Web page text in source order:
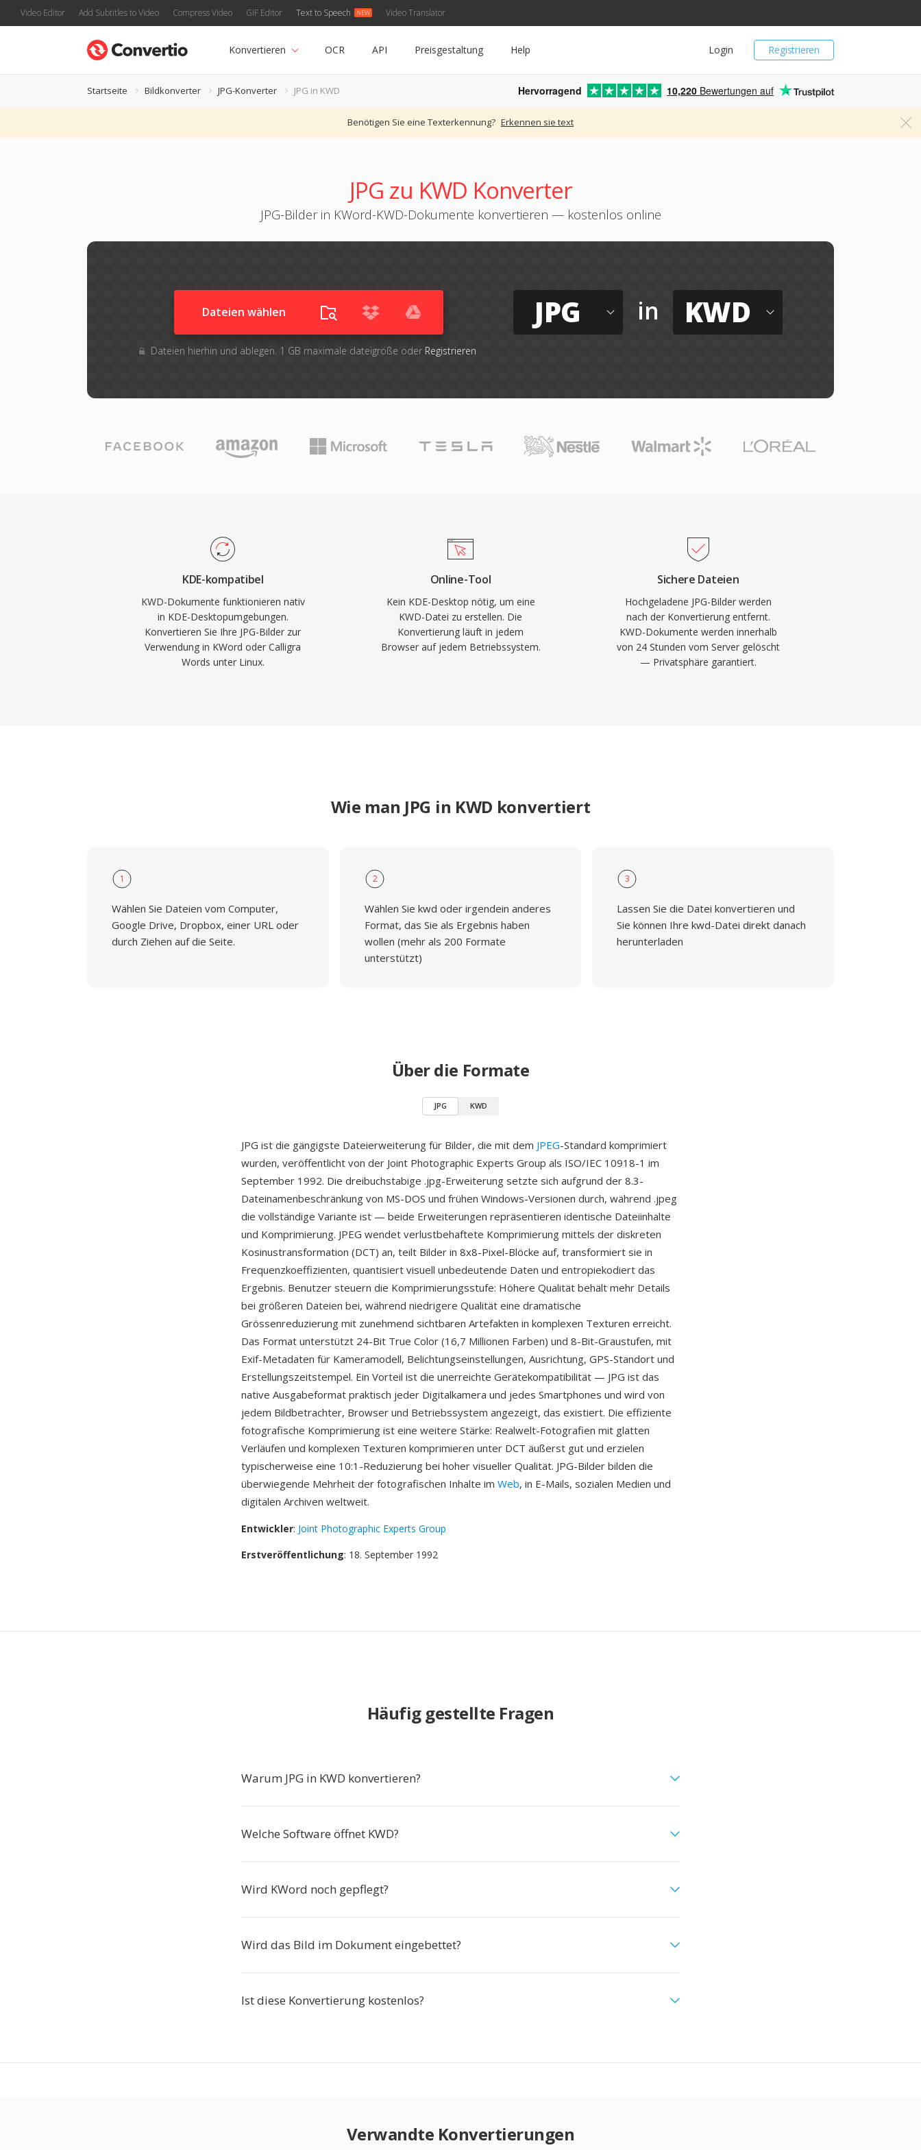
Video Editor Add Subtitles to Video Compress Video GIF Editor Text to Speech Video Translator
Registrieren
Login
Konvertieren OCR API Preisgestaltung Help
Startseite Bildkonverter JPG-Konverter JPG in KWD Hervorragend 10,220 Bewertungen auf
Benötigen Sie eine Texterkennung? Erkennen sie text
JPG zu KWD Konverter
JPG-Bilder in KWord-KWD-Dokumente konvertieren — kostenlos online
Dateien wählen
Dateien hierhin und ablegen. 1 GB maximale dateigröße oder Registrieren
JPG in KWD
KDE-kompatibel
KWD-Dokumente funktionieren nativ
in KDE-Desktopumgebungen.
Konvertieren Sie Ihre JPG-Bilder zur
Verwendung in KWord oder Calligra
Words unter Linux.
Online-Tool
Kein KDE-Desktop nötig, um eine
KWD-Datei zu erstellen. Die
Konvertierung läuft in jedem
Browser auf jedem Betriebssystem.
Sichere Dateien
Hochgeladene JPG-Bilder werden
nach der Konvertierung entfernt.
KWD-Dokumente werden innerhalb
von 24 Stunden vom Server gelöscht
— Privatsphäre garantiert.
Wie man JPG in KWD konvertiert
1
Wählen Sie Dateien vom Computer,
Google Drive, Dropbox, einer URL oder
durch Ziehen auf die Seite.
2
Wählen Sie kwd oder irgendein anderes
Format, das Sie als Ergebnis haben
wollen (mehr als 200 Formate
unterstützt)
3
Lassen Sie die Datei konvertieren und
Sie können Ihre kwd-Datei direkt danach
herunterladen
Über die Formate
JPG KWD
JPG ist die gängigste Dateierweiterung für Bilder, die mit dem JPEG-Standard komprimiert
wurden, veröffentlicht von der Joint Photographic Experts Group als ISO/IEC 10918-1 im
September 1992. Die dreibuchstabige .jpg-Erweiterung setzte sich aufgrund der 8.3-
Dateinamenbeschränkung von MS-DOS und frühen Windows-Versionen durch, während .jpeg
die vollständige Variante ist — beide Erweiterungen repräsentieren identische Dateiinhalte
und Komprimierung. JPEG wendet verlustbehaftete Komprimierung mittels der diskreten
Kosinustransformation (DCT) an, teilt Bilder in 8x8-Pixel-Blöcke auf, transformiert sie in
Frequenzkoeffizienten, quantisiert visuell unbedeutende Daten und entropiekodiert das
Ergebnis. Benutzer steuern die Komprimierungsstufe: Höhere Qualität behält mehr Details
bei größeren Dateien bei, während niedrigere Qualität eine dramatische
Grössenreduzierung mit zunehmend sichtbaren Artefakten in komplexen Texturen erreicht.
Das Format unterstützt 24-Bit True Color (16,7 Millionen Farben) und 8-Bit-Graustufen, mit
Exif-Metadaten für Kameramodell, Belichtungseinstellungen, Ausrichtung, GPS-Standort und
Erstellungszeitstempel. Ein Vorteil ist die unerreichte Gerätekompatibilität — JPG ist das
native Ausgabeformat praktisch jeder Digitalkamera und jedes Smartphones und wird von
jedem Bildbetrachter, Browser und Betriebssystem angezeigt, das existiert. Die effiziente
fotografische Komprimierung ist eine weitere Stärke: Realwelt-Fotografien mit glatten
Verläufen und komplexen Texturen komprimieren unter DCT äußerst gut und erzielen
typischerweise eine 10:1-Reduzierung bei hoher visueller Qualität. JPG-Bilder bilden die
überwiegende Mehrheit der fotografischen Inhalte im Web, in E-Mails, sozialen Medien und
digitalen Archiven weltweit.
Entwickler: Joint Photographic Experts Group
Erstveröffentlichung: 18. September 1992
Häufig gestellte Fragen
Warum JPG in KWD konvertieren?
Welche Software öffnet KWD?
Wird KWord noch gepflegt?
Wird das Bild im Dokument eingebettet?
Ist diese Konvertierung kostenlos?
Verwandte Konvertierungen